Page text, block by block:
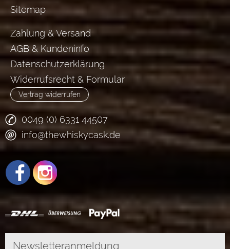
Sitemap
Zahlung & Versand
AGB & Kundeninfo
Datenschutzerklärung
Widerrufsrecht & Formular
Vertrag widerrufen
0049 (0) 6331 44507
info@thewhiskycask.de